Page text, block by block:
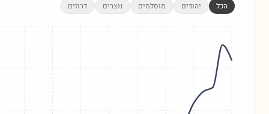
הכל יהודים מוסלמים נוצרים דרוזים